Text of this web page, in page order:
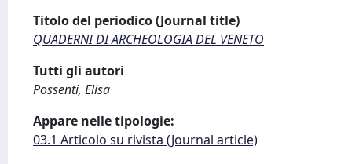
Titolo del periodico (Journal title)
QUADERNI DI ARCHEOLOGIA DEL VENETO
Tutti gli autori
Possenti, Elisa
Appare nelle tipologie:
03.1 Articolo su rivista (Journal article)